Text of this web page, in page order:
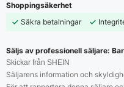
Shoppingsäkerhet
Säkra betalningar
Säljs av professionell säljare:
Skickar från SHEIN
Säljarens information och